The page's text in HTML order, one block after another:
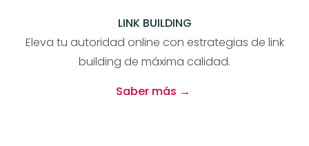
LINK BUILDING
Eleva tu autoridad online con estrategias de link
building de máxima calidad.
Saber más →